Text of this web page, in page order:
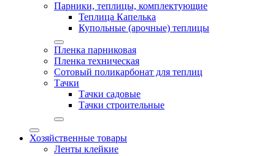
Парники, теплицы, комплектующие
Теплица Капелька
Купольные (арочные) теплицы
Пленка парниковая
Пленка техническая
Сотовый поликарбонат для теплиц
Тачки
Тачки садовые
Тачки строительные
Хозяйственные товары
Ленты клейкие